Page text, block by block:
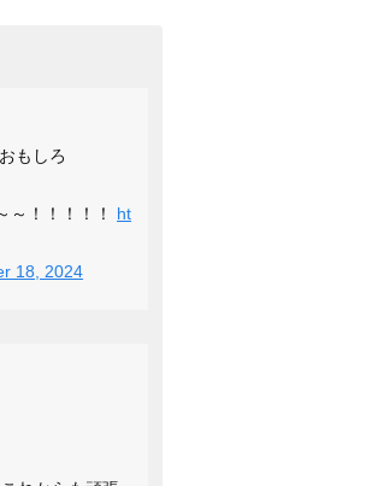
もしろ
～！！！！！ ht
18, 2024